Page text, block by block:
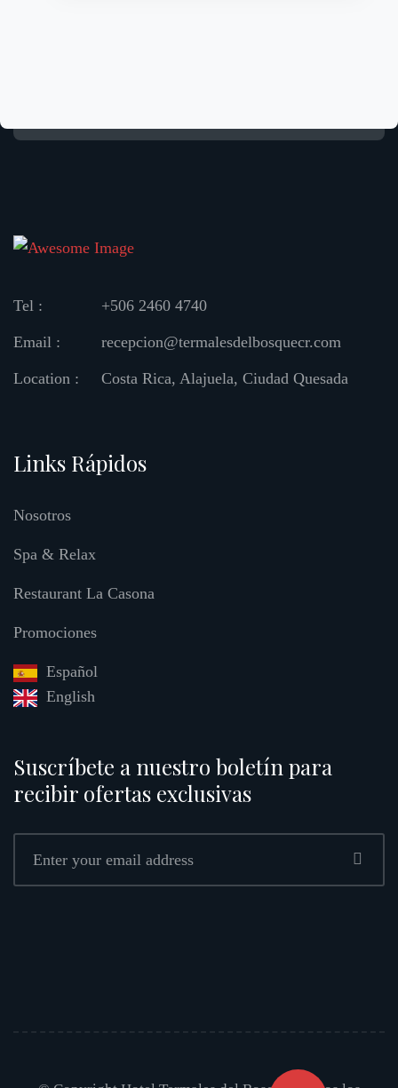
Tel : +506 2460 4740
Email : recepcion@termalesdelbosquecr.com
Location : Costa Rica, Alajuela, Ciudad Quesada
Links Rápidos
Nosotros
Spa & Relax
Restaurant La Casona
Promociones
Español
English
Suscríbete a nuestro boletín para
recibir ofertas exclusivas